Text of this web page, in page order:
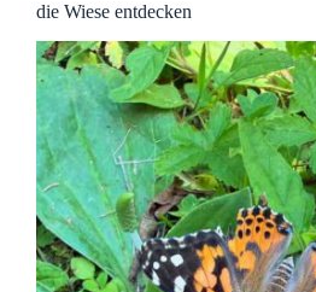
die Wiese entdecken